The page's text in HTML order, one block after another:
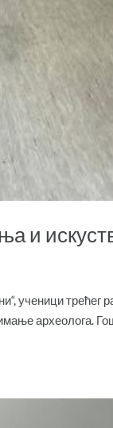
и
ученици трећег
археолога.